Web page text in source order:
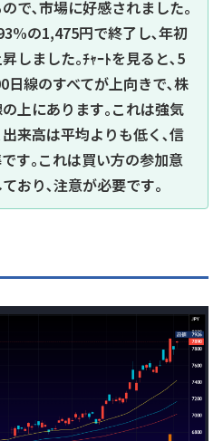
で､市場に好感されました｡
の1,475円で終了し､年初
しました｡ﾁｬｰﾄを見ると､5
日線のすべてが上向きで､株
上にあります｡これは強気
来高は平均よりも低く､信
す｡これは買い方の参加意
おり､注意が必要です｡